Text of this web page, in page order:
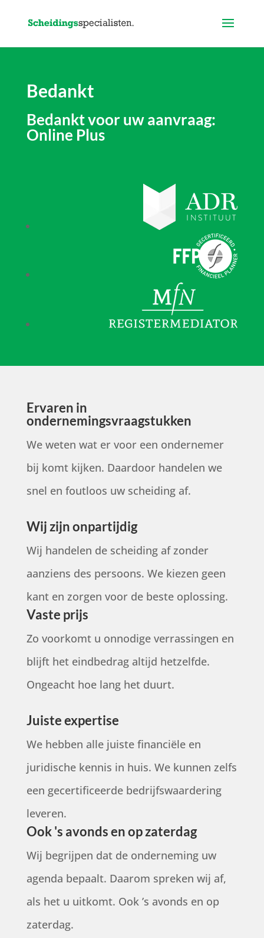
Bedankt
Bedankt voor uw aanvraag:
Online Plus
Ervaren in
ondernemingsvraagstukken
We weten wat er voor een ondernemer
bij komt kijken. Daardoor handelen we
snel en foutloos uw scheiding af.
Wij zijn onpartijdig
Wij handelen de scheiding af zonder
aanziens des persoons. We kiezen geen
kant en zorgen voor de beste oplossing.
Vaste prijs
Zo voorkomt u onnodige verrassingen en
blijft het eindbedrag altijd hetzelfde.
Ongeacht hoe lang het duurt.
Juiste expertise
We hebben alle juiste financiële en
juridische kennis in huis. We kunnen zelfs
een gecertificeerde bedrijfswaardering
leveren.
Ook 's avonds en op zaterdag
Wij begrijpen dat de onderneming uw
agenda bepaalt. Daarom spreken wij af,
als het u uitkomt. Ook ’s avonds en op
zaterdag.